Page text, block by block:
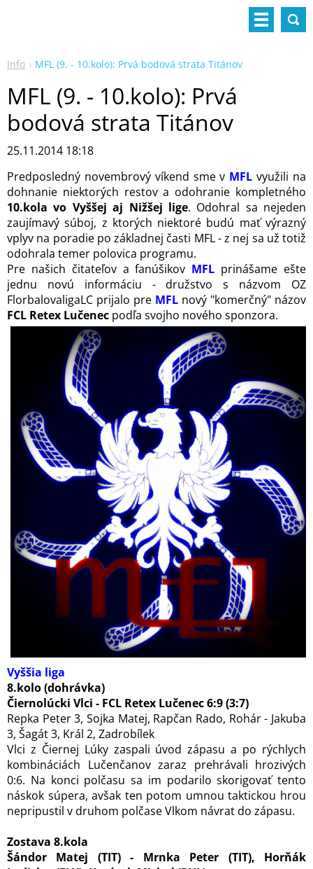
Info MFL (9. - 10.kolo): Prvá bodová strata Titánov
MFL (9. - 10.kolo): Prvá
bodová strata Titánov
25.11.2014 18:18
Predposledný novembrový víkend sme v MFL využili na
dohnanie niektorých restov a odohranie kompletného
10.kola vo Vyššej aj Nižšej lige. Odohral sa nejeden
zaujímavý súboj, z ktorých niektoré budú mať výrazný
vplyv na poradie po základnej časti MFL - z nej sa už totiž
odohrala temer polovica programu.
Pre našich čitateľov a fanúšikov MFL prinášame ešte
jednu novú informáciu - družstvo s názvom OZ
FlorbalovaligaLC prijalo pre MFL nový "komerčný" názov
FCL Retex Lučenec podľa svojho nového sponzora.
Vyššia liga
8.kolo (dohrávka)
Čiernolúcki Vlci - FCL Retex Lučenec 6:9 (3:7)
Repka Peter 3, Sojka Matej, Rapčan Rado, Rohár - Jakuba
3, Šagát 3, Král 2, Zadrobílek
Vlci z Čiernej Lúky zaspali úvod zápasu a po rýchlych
kombináciách Lučenčanov zaraz prehrávali hrozivých
0:6. Na konci polčasu sa im podarilo skorigovať tento
náskok súpera, avšak ten potom umnou taktickou hrou
nepripustil v druhom polčase Vlkom návrat do zápasu.
Zostava 8.kola
Šándor Matej (TIT) - Mrnka Peter (TIT), Horňák